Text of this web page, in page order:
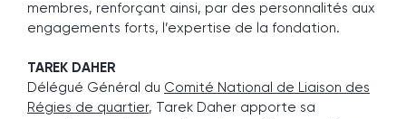
membres, renforçant ainsi, par des personnalités aux
engagements forts, l’expertise de la fondation.
TAREK DAHER
Délégué Général du Comité National de Liaison des
Régies de quartier, Tarek Daher apporte sa